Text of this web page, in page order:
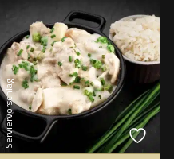
Serviervorschlag